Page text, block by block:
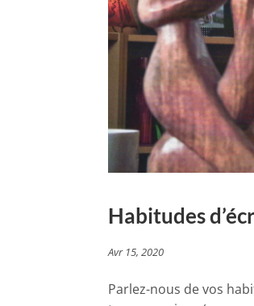
Habitudes
Avr 15, 2020
Parlez-nous de vos